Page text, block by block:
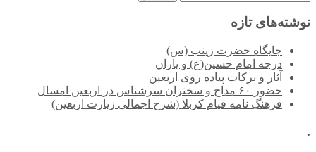
نوشته‌های تازه
جایگاه حضرت زینب (س)
درجه امام حسین(ع) و یاران
آثار و برکات پیاده روی اربعین
حضور ۶۰ مداح و سخنران سرشناس در اربعین امسال
فرهنگ نامه قیام کربلا (شرح اجمالی زیارت اربعین)
.